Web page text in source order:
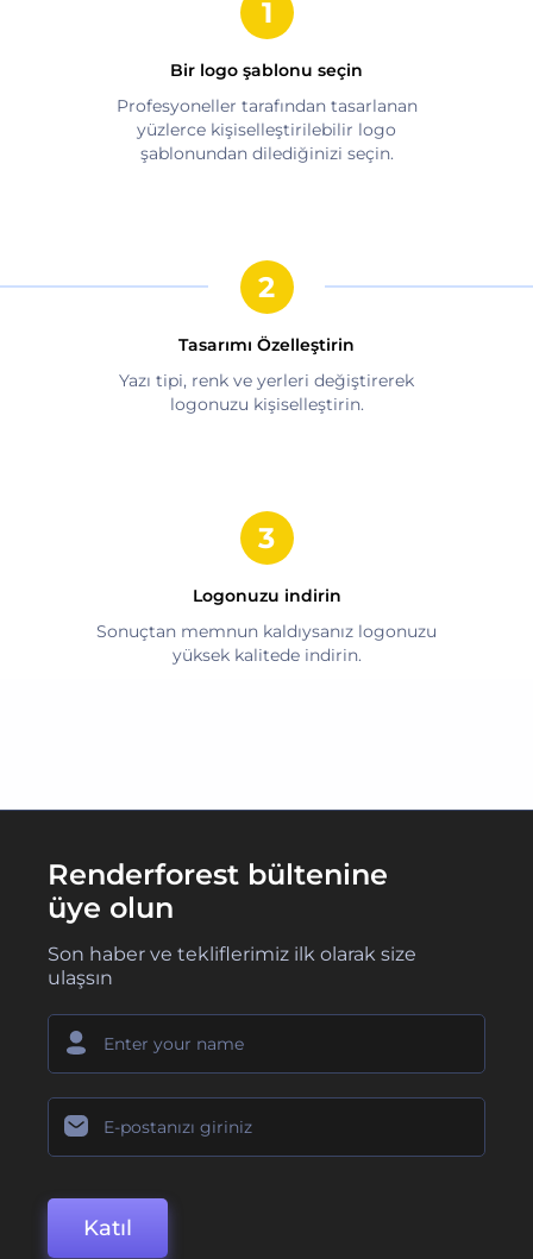
Bir logo şablonu seçin
Profesyoneller tarafından tasarlanan
yüzlerce kişiselleştirilebilir logo
şablonundan dilediğinizi seçin.
Tasarımı Özelleştirin
Yazı tipi, renk ve yerleri değiştirerek
logonuzu kişiselleştirin.
Logonuzu indirin
Sonuçtan memnun kaldıysanız logonuzu
yüksek kalitede indirin.
Renderforest bültenine
üye olun
Son haber ve tekliflerimiz ilk olarak size
ulaşsın
Katıl